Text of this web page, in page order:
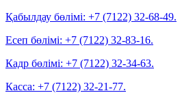
Қабылдау бөлімі: +7 (7122) 32-68-49.
Есеп бөлімі: +7 (7122) 32-83-16.
Кадр бөлімі: +7 (7122) 32-34-63.
Касса: +7 (7122) 32-21-77.